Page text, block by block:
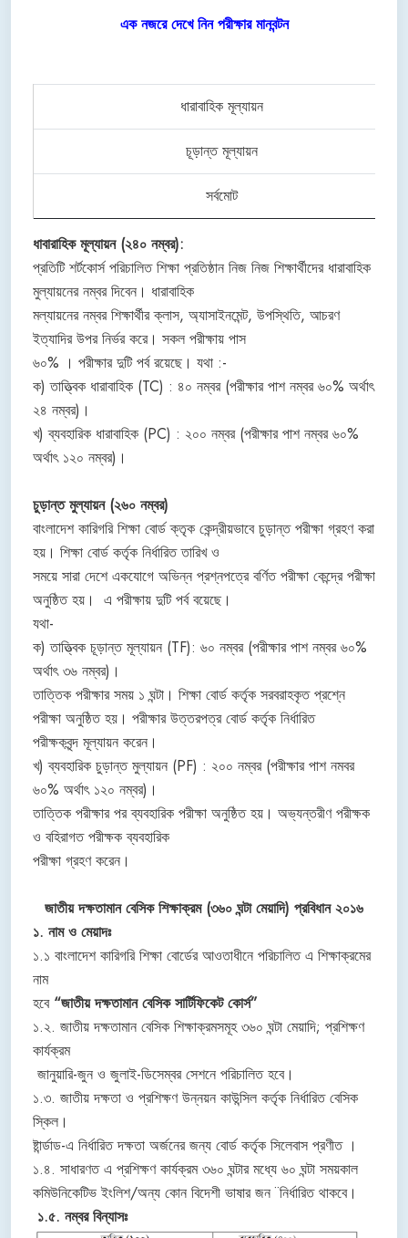
এক নজরে দেখে নিন পরীক্ষার মানবন্টন
ধারাবাহিক মূল্যায়ন
চূড়ান্ত মূল্যায়ন
সর্বমোট
ধাবারাহিক মূল্যায়ন (২৪০ নম্বর):
প্রতিটি শর্টকোর্স পরিচালিত শিক্ষা প্রতিষ্ঠান নিজ নিজ শিক্ষার্থীদের ধারাবাহিক
মুল্যায়নের নম্বর দিবেন। ধারাবাহিক
মল্যায়নের নম্বর শিক্ষার্থীর ক্লাস, অ্যাসাইনমেন্ট, উপস্থিতি, আচরণ
ইত্যাদির উপর নির্ভর করে। সকল পরীক্ষায় পাস
৬০% । পরীক্ষার দুটি পর্ব রয়েছে। যথা :-
ক) তাত্ত্বিক ধারাবাহিক (TC) : ৪০ নম্বর (পরীক্ষার পাশ নম্বর ৬০% অর্থাৎ
২৪ নম্বর)।
খ) ব্যবহারিক ধারাবাহিক (PC) : ২০০ নম্বর (পরীক্ষার পাশ নম্বর ৬০%
অর্থাৎ ১২০ নম্বর)।
চুড়ান্ত মুল্যায়ন (২৬০ নম্বর)
বাংলাদেশ কারিগরি শিক্ষা বাের্ড ক্তৃক কেন্দ্রীয়ভাবে চুড়ান্ত পরীক্ষা গ্রহণ করা
হয়। শিক্ষা বাের্ড কর্তৃক নির্ধারিত তারিখ ও
সময়ে সারা দেশে একযোগে অভিন্ন প্রশ্নপত্রে বর্ণিত পরীক্ষা কেন্দ্রে পরীক্ষা
অনুষ্ঠিত হয়। এ পরীক্ষায় দুটি পর্ব বয়েছে।
যথা-
ক) তাত্ত্বিক চূড়ান্ত মূল্যায়ন (TF): ৬০ নম্বর (পরীক্ষার পাশ নম্বর ৬০%
অর্থাৎ ৩৬ নম্বর)।
তাত্তিক পরীক্ষার সময় ১ ঘন্টা। শিক্ষা বাের্ড কর্তৃক সরবরাহকৃত প্রশ্নে
পরীক্ষা অনুষ্ঠিত হয়। পরীক্ষার উত্তরপত্র বোর্ড কর্তৃক নির্ধারিত
পরীক্ষকবৃন্দ মূল্যায়ন করেন।
খ) ব্যবহারিক চুড়ান্ত মুল্যায়ন (PF) : ২০০ নম্বর (পরীক্ষার পাশ নমবর
৬০% অর্থাৎ ১২০ নম্বর)।
তাত্তিক পরীক্ষার পর ব্যবহারিক পরীক্ষা অনুষ্ঠিত হয়। অভ্যন্তরীণ পরীক্ষক
ও বহিরাগত পরীক্ষক ব্যবহারিক
পরীক্ষা গ্রহণ করেন।
জাতীয় দক্ষতামান বেসিক শিক্ষাক্রম (৩৬০ ঘন্টা মেয়াদি) প্রবিধান ২০১৬
১. নাম ও মেয়াদঃ
১.১ বাংলাদেশ কারিগরি শিক্ষা বোর্ডের আওতাধীনে পরিচালিত এ শিক্ষাক্রমের
নাম
হবে “জাতীয় দক্ষতামান বেসিক সার্টিফিকেট কোর্স”
১.২. জাতীয় দক্ষতামান বেসিক শিক্ষাক্রমসমূহ ৩৬০ ঘন্টা মেয়াদি; প্রশিক্ষণ
কার্যক্রম
জানুয়ারি-জুন ও জুলাই-ডিসেম্বর সেশনে পরিচালিত হবে।
১.৩. জাতীয় দক্ষতা ও প্রশিক্ষণ উন্নয়ন কাউন্সিল কর্তৃক নির্ধারিত বেসিক
স্কিল।
ষ্টার্ন্ডাড-এ নির্ধারিত দক্ষতা অর্জনের জন্য বোর্ড কর্তৃক সিলেবাস প্রণীত ।
১.৪. সাধারণত এ প্রশিক্ষণ কার্যক্রম ৩৬০ ঘন্টার মধ্যে ৬০ ঘন্টা সময়কাল
কমিউনিকেটিভ ইংলিশ/অন্য কোন বিদেশী ভাষার জন ̈ নির্ধারিত থাকবে।
১.৫. নম্বর বিন্যাসঃ